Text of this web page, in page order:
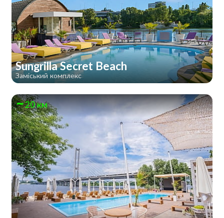
Sungrilla Secret Beach
Заміський комплекс
20 км